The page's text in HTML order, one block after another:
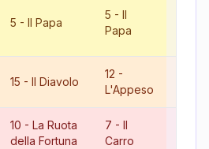
5 - Il Papa
5 - Il
Papa
15 - Il Diavolo
12 -
L'Appeso
10 - La Ruota
della Fortuna
7 - Il
Carro